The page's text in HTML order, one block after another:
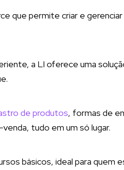
que permite criar e gerenciar
a LI oferece uma
de produtos, formas de
tudo em um só lugar.
básicos, ideal para quem